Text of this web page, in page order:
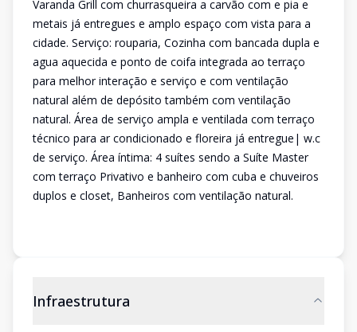
Varanda Grill com churrasqueira a carvão com e pia e
metais já entregues e amplo espaço com vista para a
cidade. Serviço: rouparia, Cozinha com bancada dupla e
agua aquecida e ponto de coifa integrada ao terraço
para melhor interação e serviço e com ventilação
natural além de depósito também com ventilação
natural. Área de serviço ampla e ventilada com terraço
técnico para ar condicionado e floreira já entregue| w.c
de serviço. Área íntima: 4 suítes sendo a Suíte Master
com terraço Privativo e banheiro com cuba e chuveiros
duplos e closet, Banheiros com ventilação natural.
Infraestrutura